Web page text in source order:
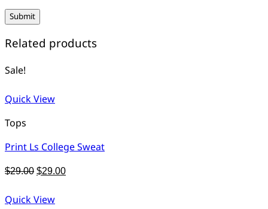
Related products
Sale!
Quick View
Tops
Print Ls College Sweat
$29.00 Original
$29.00.
$29.00Current
Quick View